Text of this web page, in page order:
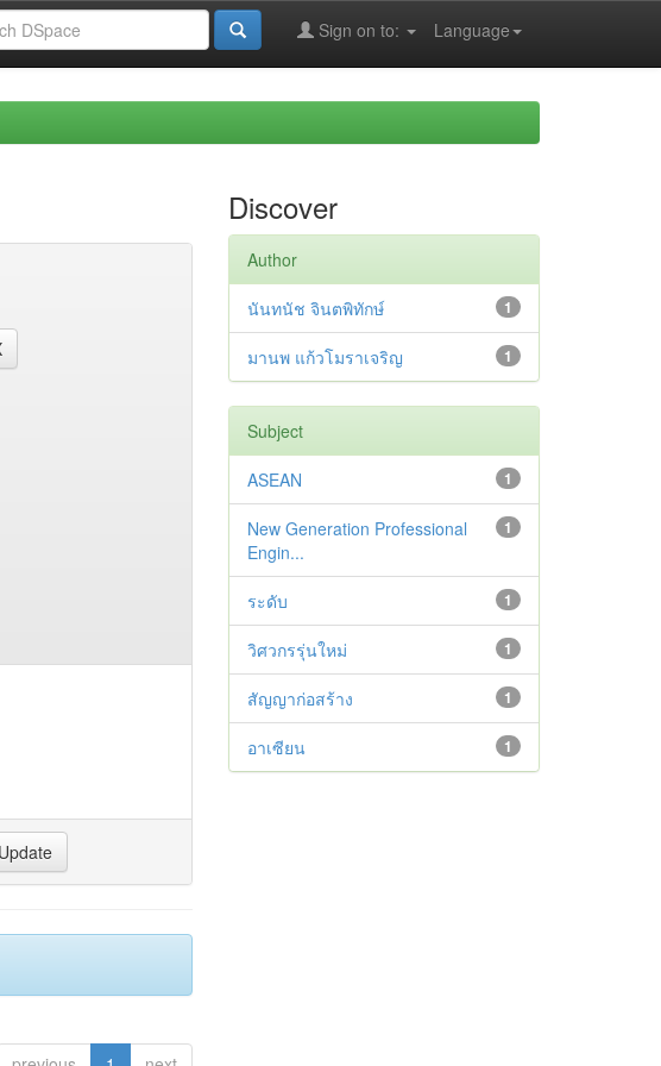
Language
Sign on to:
Discover
Author
1
นันทนัช จินตพิทักษ์
1
มานพ แก้วโมราเจริญ
Subject
1
ASEAN
1
New Generation Professional
Engin...
1
ระดับ
1
วิศวกรรุ่นใหม่
1
สัญญาก่อสร้าง
1
อาเซียน